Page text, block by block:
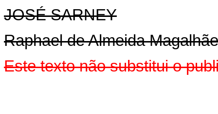
JOSÉ SARNEY
Raphael de Almeida
Este texto não substitui o